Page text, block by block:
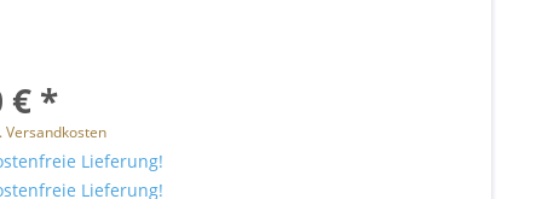
€ *
Versandkosten
Lieferung!
Lieferung!